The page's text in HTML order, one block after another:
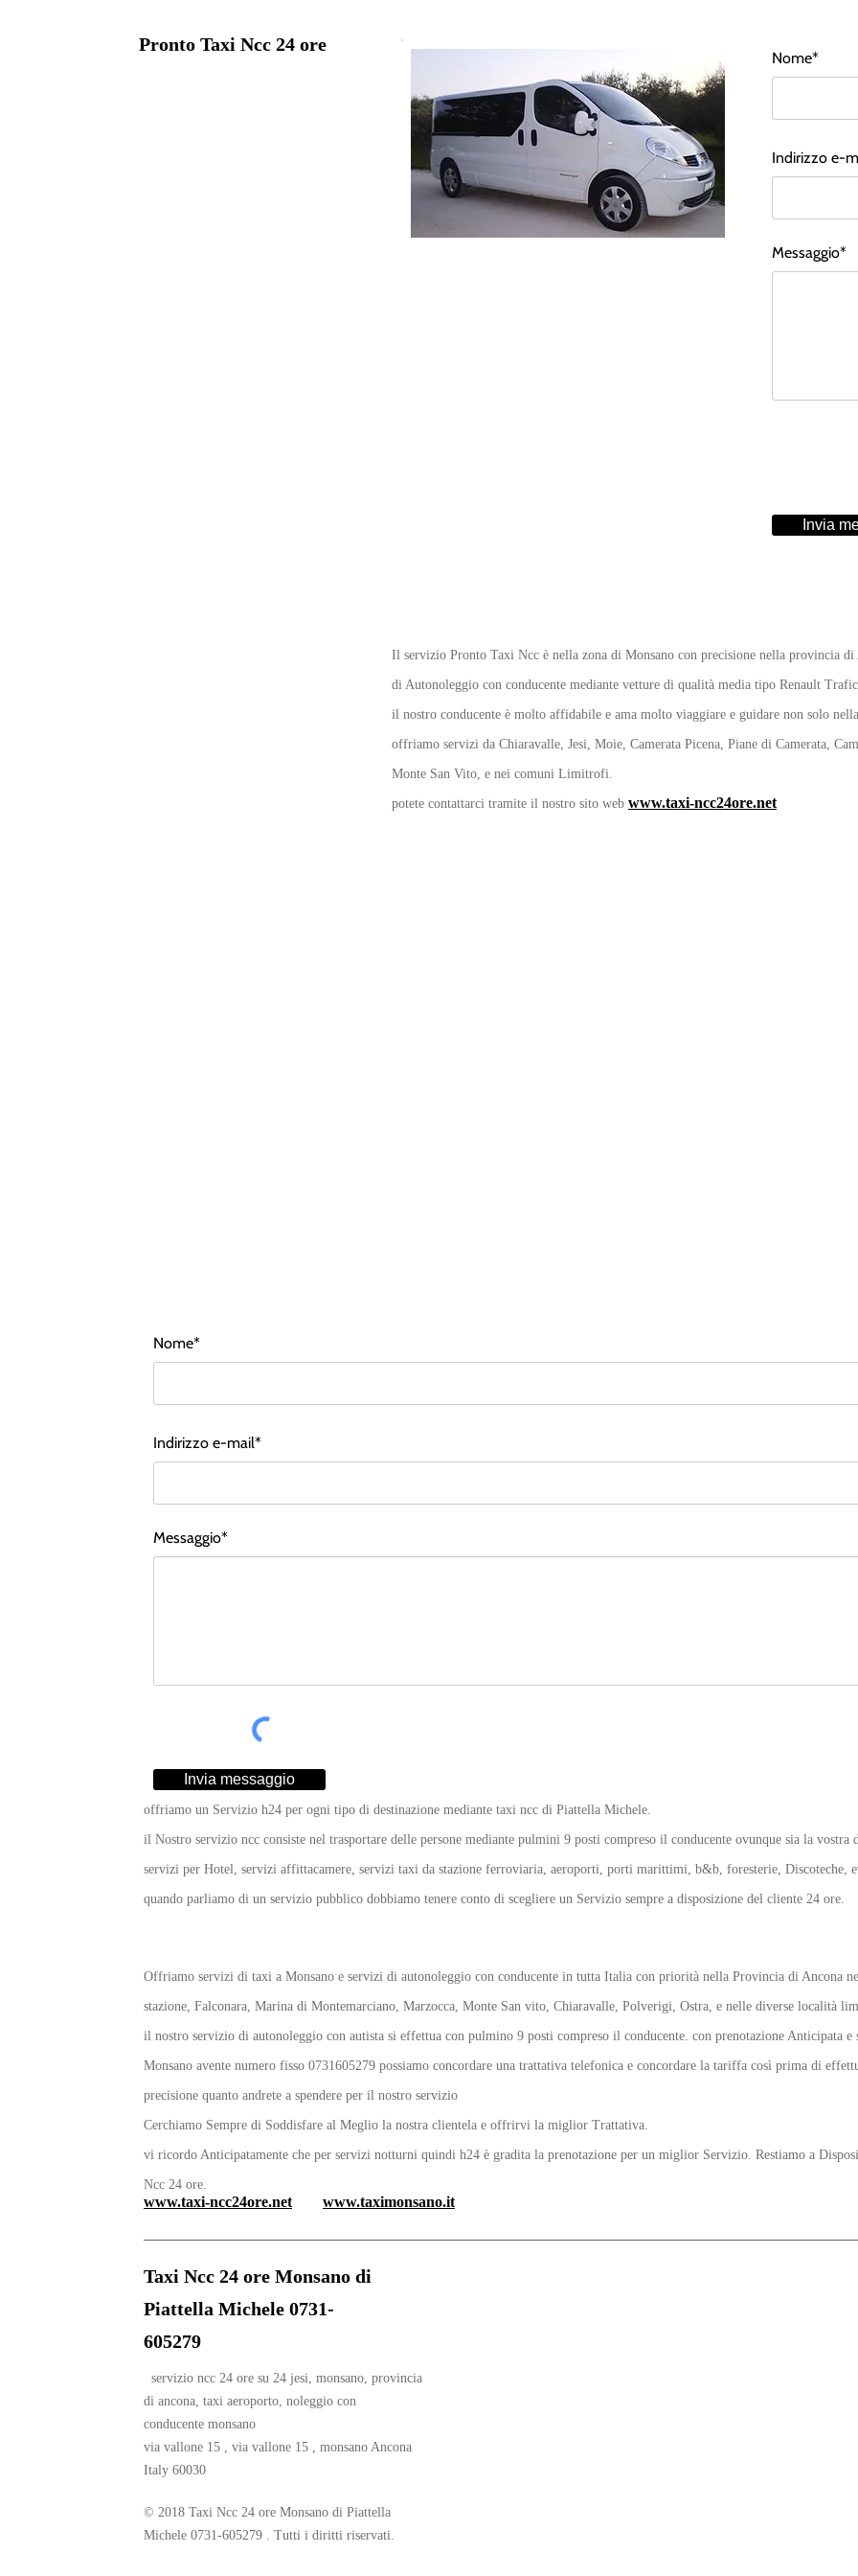
Pronto Taxi Ncc 24 ore
Nome*
Indirizzo e-
Messaggio*
Invia
Il servizio Pronto Taxi Ncc è nella zona di Monsano con precisione nella provincia
di Autonoleggio con conducente mediante vetture di qualità media tipo Renault
il nostro conducente è molto affidabile e ama molto viaggiare e guidare non solo
offriamo servizi da Chiaravalle, Jesi, Moie, Camerata Picena, Piane di Camerata,
Monte San Vito, e nei comuni Limitrofi.
potete contattarci tramite il nostro sito web www.taxi-ncc24ore.net
Nome*
Indirizzo e-mail*
Messaggio*
Invia messaggio
offriamo un Servizio h24 per ogni tipo di destinazione mediante taxi ncc di Piattella Michele.
il Nostro servizio ncc consiste nel trasportare delle persone mediante pulmini 9 posti compreso il conducente ovunque sia la vostra
servizi per Hotel, servizi affittacamere, servizi taxi da stazione ferroviaria, aeroporti, porti marittimi, b&b, foresterie, Discoteche,
quando parliamo di un servizio pubblico dobbiamo tenere conto di scegliere un Servizio sempre a disposizione del cliente 24 ore.
Offriamo servizi di taxi a Monsano e servizi di autonoleggio con conducente in tutta Italia con priorità nella Provincia di Ancona
stazione, Falconara, Marina di Montemarciano, Marzocca, Monte San vito, Chiaravalle, Polverigi, Ostra, e nelle diverse località
il nostro servizio di autonoleggio con autista si effettua con pulmino 9 posti compreso il conducente. con prenotazione Anticipata e
Monsano avente numero fisso 0731605279 possiamo concordare una trattativa telefonica e concordare la tariffa così prima di
precisione quanto andrete a spendere per il nostro servizio
Cerchiamo Sempre di Soddisfare al Meglio la nostra clientela e offrirvi la miglior Trattativa.
vi ricordo Anticipatamente che per servizi notturni quindi h24 è gradita la prenotazione per un miglior Servizio. Restiamo a
Ncc 24 ore.
www.taxi-ncc24ore.net www.taximonsano.it
Taxi Ncc 24 ore Monsano di
Piattella Michele 0731-
605279
servizio ncc 24 ore su 24 jesi, monsano, provincia
di ancona, taxi aeroporto, noleggio con
conducente monsano
via vallone 15 , via vallone 15 , monsano Ancona
Italy 60030
© 2018 Taxi Ncc 24 ore Monsano di Piattella
Michele 0731-605279 . Tutti i diritti riservati.